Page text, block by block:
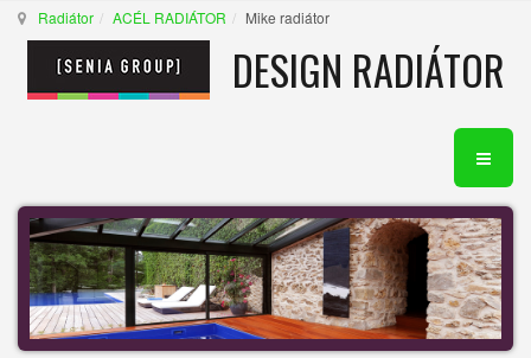
Radiátor ACÉL RADIÁTOR Mike radiátor
DESIGN RADIÁTOR